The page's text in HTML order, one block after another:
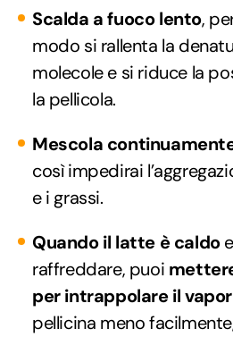
Scalda a fuoco lento,
modo si rallenta la
molecole e si riduce la
la pellicola.
Mescola
così impedirai
e i grassi.
Quando il latte è caldo
raffreddare, puoi
per intrappolare il
pellicina meno